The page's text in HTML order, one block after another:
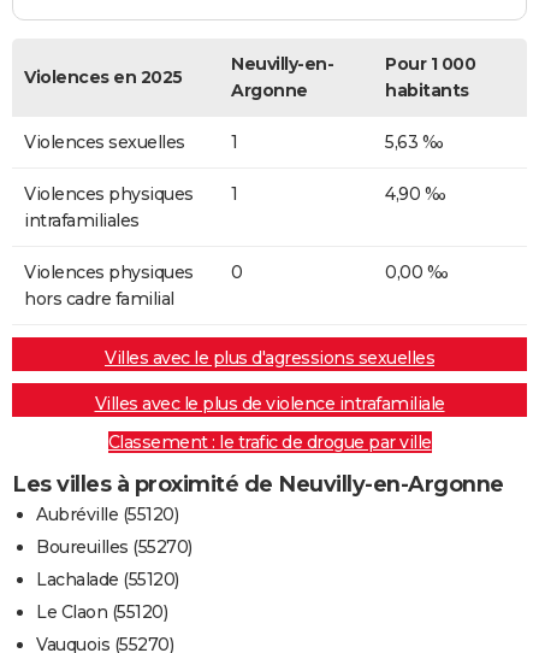
Violences en 2025
Neuvilly-en-
Argonne
Pour 1 000
habitants
Violences sexuelles 1 5,63 ‰
Violences physiques
intrafamiliales
1 4,90 ‰
Violences physiques
hors cadre familial
0 0,00 ‰
Villes avec le plus d'agressions sexuelles
Villes avec le plus de violence intrafamiliale
Classement : le trafic de drogue par ville
Les villes à proximité de Neuvilly-en-Argonne
Aubréville (55120)
Boureuilles (55270)
Lachalade (55120)
Le Claon (55120)
Vauquois (55270)